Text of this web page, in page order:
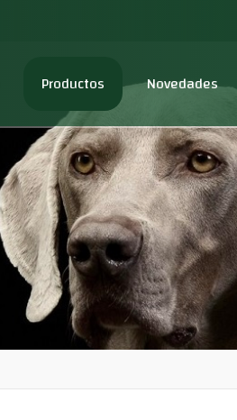
Productos Novedades